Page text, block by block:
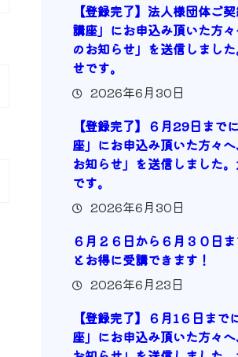
【登録完了】法人様団体ご
講座」にお申込み頂いた方
のお知らせ」を送信しまし
せです。
2026年6月30日
【登録完了】６月29日まで
座」にお申込み頂いた方々
お知らせ」を送信しました
です。
2026年6月30日
６月２６日から６月３０日
とお得に受講できます！
2026年6月23日
【登録完了】６月1６日まで
座」にお申込み頂いた方々